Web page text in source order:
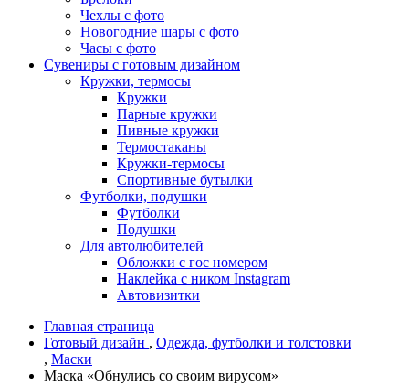
Чехлы с фото
Новогодние шары с фото
Часы с фото
Сувениры с готовым дизайном
Кружки, термосы
Кружки
Парные кружки
Пивные кружки
Термостаканы
Кружки-термосы
Спортивные бутылки
Футболки, подушки
Футболки
Подушки
Для автолюбителей
Обложки с гос номером
Наклейка с ником Instagram
Автовизитки
Главная страница
Готовый дизайн , Одежда, футболки и толстовки
, Маски
Маска «Обнулись со своим вирусом»